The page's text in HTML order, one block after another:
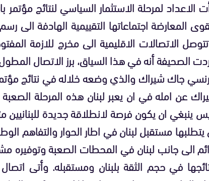
المعارضة اجتماعاتها التقييمية الهادفة الى
تتوصل الاتصالات الاقليمية الى مخرج للازمة
الصحيفة أنه في هذا السياق، برز الاتصال المطول
عن امله في ان يعبر لبنان هذه المرحلة الصعبة
ينبغي ان يكون فرصة لانطلاقة جديدة
مستقبل لبنان في اطار الحوار والتفاهم
الى جانب لبنان في المحطات الصعبة وتوفيره
جاءت نتائجها في حجم الثقة بلبنان ومستقبله. وأتى